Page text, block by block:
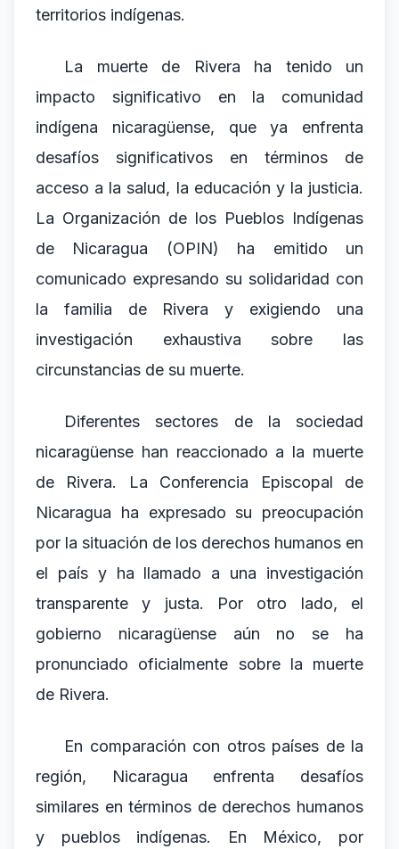
territorios indígenas.
La muerte de Rivera ha tenido un
impacto significativo en la comunidad
indígena nicaragüense, que ya enfrenta
desafíos significativos en términos de
acceso a la salud, la educación y la justicia.
La Organización de los Pueblos Indígenas
de Nicaragua (OPIN) ha emitido un
comunicado expresando su solidaridad con
la familia de Rivera y exigiendo una
investigación exhaustiva sobre las
circunstancias de su muerte.
Diferentes sectores de la sociedad
nicaragüense han reaccionado a la muerte
de Rivera. La Conferencia Episcopal de
Nicaragua ha expresado su preocupación
por la situación de los derechos humanos en
el país y ha llamado a una investigación
transparente y justa. Por otro lado, el
gobierno nicaragüense aún no se ha
pronunciado oficialmente sobre la muerte
de Rivera.
En comparación con otros países de la
región, Nicaragua enfrenta desafíos
similares en términos de derechos humanos
y pueblos indígenas. En México, por